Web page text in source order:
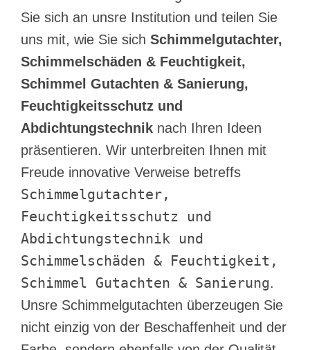
Sie sich an unsre Institution und teilen Sie
uns mit, wie Sie sich Schimmelgutachter,
Schimmelschäden & Feuchtigkeit,
Schimmel Gutachten & Sanierung,
Feuchtigkeitsschutz und
Abdichtungstechnik nach Ihren Ideen
präsentieren. Wir unterbreiten Ihnen mit
Freude innovative Verweise betreffs
Schimmelgutachter,
Feuchtigkeitsschutz und
Abdichtungstechnik und
Schimmelschäden & Feuchtigkeit,
Schimmel Gutachten & Sanierung.
Unsre Schimmelgutachten überzeugen Sie
nicht einzig von der Beschaffenheit und der